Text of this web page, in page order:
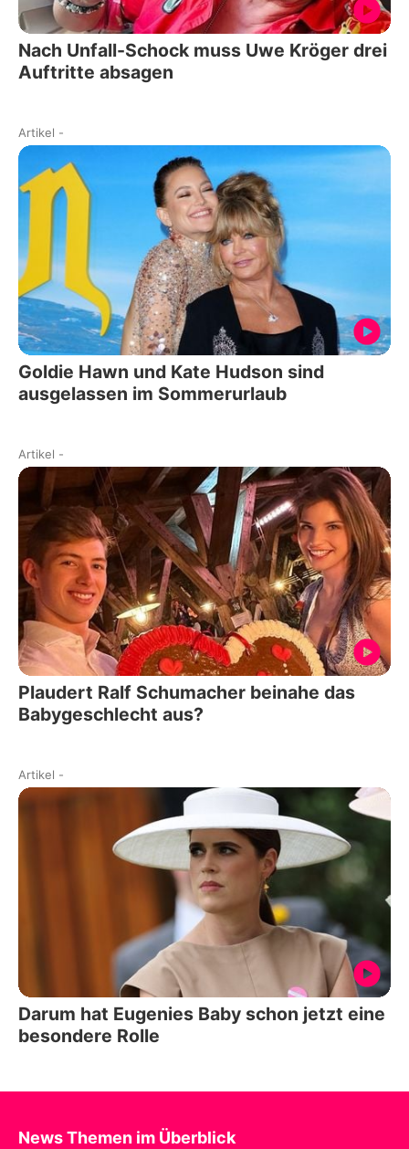
Nach Unfall-Schock muss Uwe Kröger drei
Auftritte absagen
Artikel -
Goldie Hawn und Kate Hudson sind
ausgelassen im Sommerurlaub
Artikel -
Plaudert Ralf Schumacher beinahe das
Babygeschlecht aus?
Artikel -
Darum hat Eugenies Baby schon jetzt eine
besondere Rolle
News Themen im Überblick